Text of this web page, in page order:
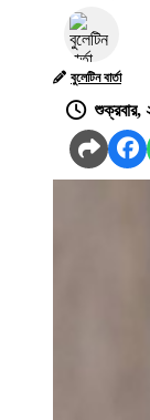
বুলেটিন বার্তা